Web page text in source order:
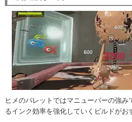
ヒメのパレットではマニューバーの強み
るインク効率を強化していくビルドがお